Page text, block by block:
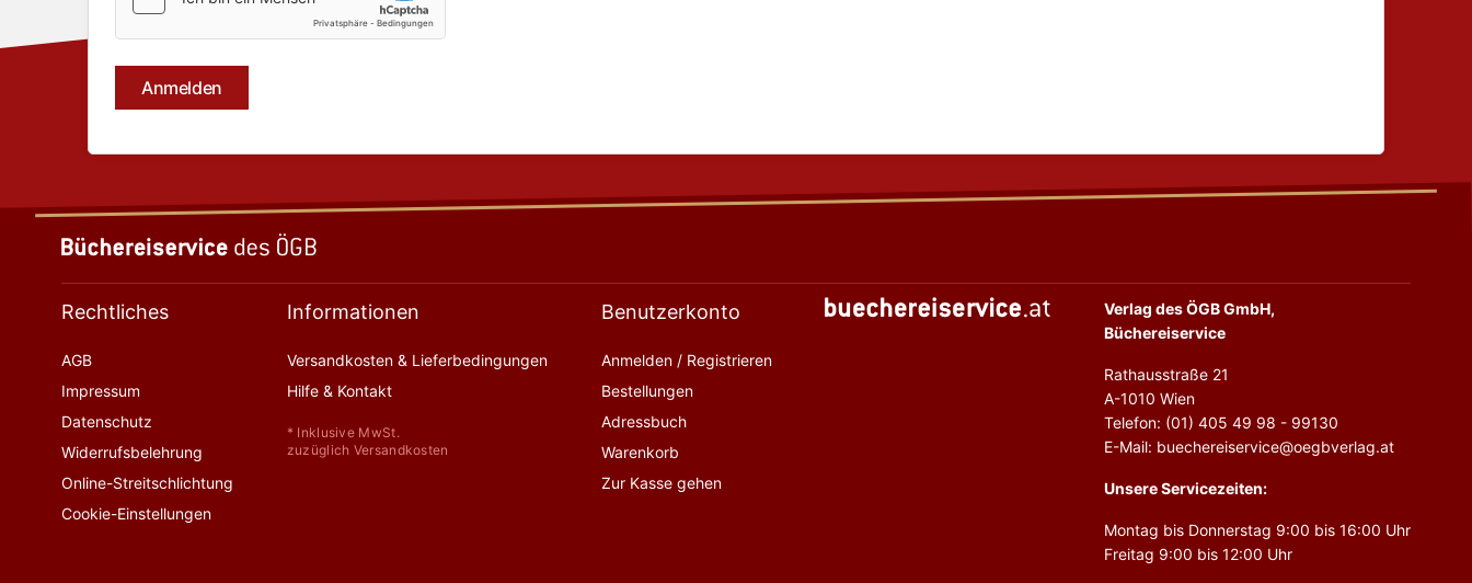
Rechtliches
AGB
Impressum
Datenschutz
Widerrufsbelehrung
Online-Streitschlichtung
Cookie-Einstellungen
Informationen
Versandkosten & Lieferbedingungen
Hilfe & Kontakt
* Inklusive MwSt.
zuzüglich Versandkosten
Benutzerkonto
Anmelden / Registrieren
Bestellungen
Adressbuch
Warenkorb
Zur Kasse gehen
Verlag des ÖGB GmbH,
Büchereiservice
Rathausstraße 21
A-1010 Wien
Telefon: (01) 405 49 98 - 99130
E-Mail: buechereiservice@oegbverlag.at
Unsere Servicezeiten:
Montag bis Donnerstag 9:00 bis 16:00 Uhr
Freitag 9:00 bis 12:00 Uhr